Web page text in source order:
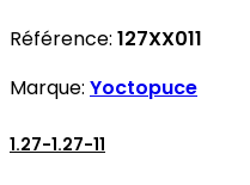
Référence: 127XX011
Marque: Yoctopuce
1.27-1.27-11